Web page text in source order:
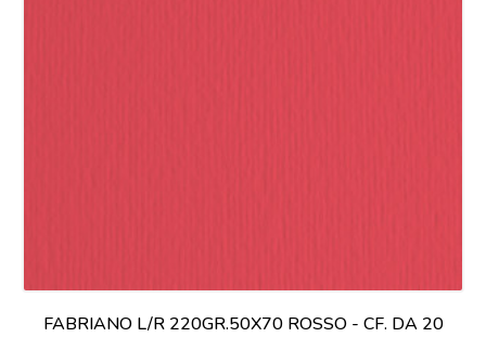
FABRIANO L/R 220GR.50X70 ROSSO - CF. DA 20